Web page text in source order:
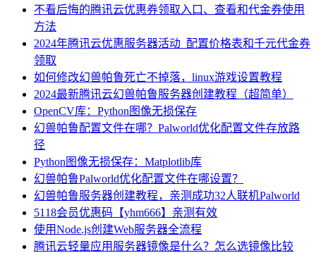
不看后悔的腾讯云优惠券领取入口、查看和代金券使用
方法
2024年腾讯云优惠服务器活动_配置价格表和千元代金券
领取
如何修改幻兽帕鲁死亡不掉落，linux游戏设置教程
2024最新腾讯云幻兽帕鲁服务器创建教程（超简单）
OpenCV库：Python图像无损保存
幻兽帕鲁配置文件在哪？Palworld优化配置文件存放路
径
Python图像无损保存：Matplotlib库
幻兽帕鲁Palworld优化配置文件在哪设置？
幻兽帕鲁服务器创建教程，亲测成功32人联机Palworld
5118会员优惠码【yhm666】亲测有效
使用Node.js创建Web服务器全流程
腾讯云轻量应用服务器镜像是什么？怎么选镜像比较